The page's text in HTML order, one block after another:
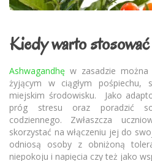
Kiedy warto stosować
Ashwagandhę w zasadzie
żyjącym w ciągłym pośpiechu,
miejskim środowisku. Jako
próg stresu oraz poradzić
codziennego. Zwłaszcza
skorzystać na włączeniu jej do
odniosą osoby z obniżoną
niepokoju i napięcia czy też jako